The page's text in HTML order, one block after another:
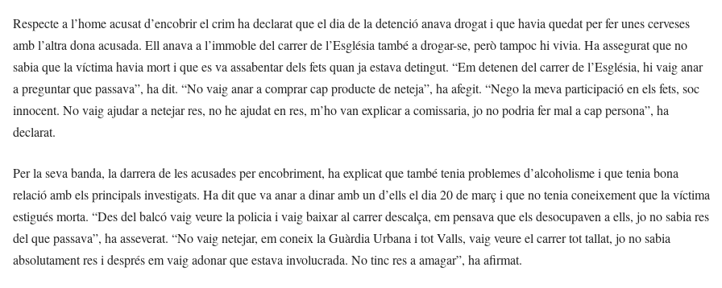
Respecte a l’home acusat d’encobrir el crim ha declarat que el dia de la detenció anava drogat i que havia quedat per fer unes cerveses
amb l’altra dona acusada. Ell anava a l’immoble del carrer de l’Església també a drogar-se, però tampoc hi vivia. Ha assegurat que no
sabia que la víctima havia mort i que es va assabentar dels fets quan ja estava detingut. “Em detenen del carrer de l’Església, hi vaig anar
a preguntar que passava”, ha dit. “No vaig anar a comprar cap producte de neteja”, ha afegit. “Nego la meva participació en els fets, soc
innocent. No vaig ajudar a netejar res, no he ajudat en res, m’ho van explicar a comissaria, jo no podria fer mal a cap persona”, ha
declarat.
Per la seva banda, la darrera de les acusades per encobriment, ha explicat que també tenia problemes d’alcoholisme i que tenia bona
relació amb els principals investigats. Ha dit que va anar a dinar amb un d’ells el dia 20 de març i que no tenia coneixement que la víctima
estigués morta. “Des del balcó vaig veure la policia i vaig baixar al carrer descalça, em pensava que els desocupaven a ells, jo no sabia res
del que passava”, ha asseverat. “No vaig netejar, em coneix la Guàrdia Urbana i tot Valls, vaig veure el carrer tot tallat, jo no sabia
absolutament res i després em vaig adonar que estava involucrada. No tinc res a amagar”, ha afirmat.